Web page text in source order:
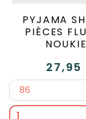
PYJAMA
PIÈCES
27,95